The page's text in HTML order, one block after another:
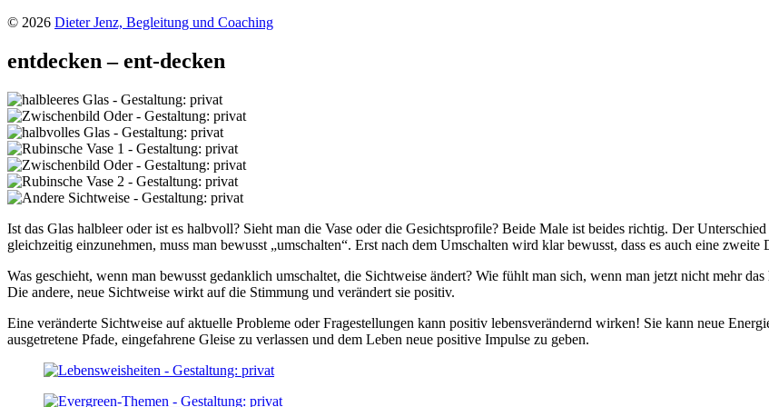
© 2026 Dieter Jenz, Begleitung und Coaching
entdecken – ent-decken
Ist das Glas halbleer oder ist es halbvoll? Sieht man die Vase oder die Gesichtsprofile? Beide Male ist beides richtig. Der
gleichzeitig einzunehmen, muss man bewusst „umschalten“. Erst nach dem Umschalten wird klar bewusst, dass es auch eine zweite
Was geschieht, wenn man bewusst gedanklich umschaltet, die Sichtweise ändert? Wie fühlt man sich, wenn man jetzt nicht mehr
Die andere, neue Sichtweise wirkt auf die Stimmung und verändert sie positiv.
Eine veränderte Sichtweise auf aktuelle Probleme oder Fragestellungen kann positiv lebensverändernd wirken! Sie kann neue
ausgetretene Pfade, eingefahrene Gleise zu verlassen und dem Leben neue positive Impulse zu geben.